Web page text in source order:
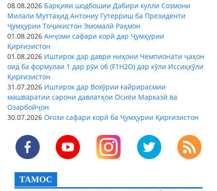
08.08.2026 Барқияи шодбошии Дабири кулли Созмони
Милали Муттаҳид Антониу Гутерриш ба Президенти
Ҷумҳурии Тоҷикистон Эмомалӣ Раҳмон
01.08.2026 Анҷоми сафари корӣ дар Ҷумҳурии
Қирғизистон
01.08.2026 Иштирок дар даври ниҳоии Чемпионати ҷаҳон
оид ба формулаи 1 дар рӯи об (F1H2O) дар кӯли Иссиқкӯли
Қирғизистон
31.07.2026 Иштирок дар Вохӯрии ғайрирасмии
машваратии сарони давлатҳои Осиёи Марказӣ ва
Озарбойҷон
30.07.2026 Оғози сафари корӣ ба Ҷумҳурии Қирғизистон
ТАМОС